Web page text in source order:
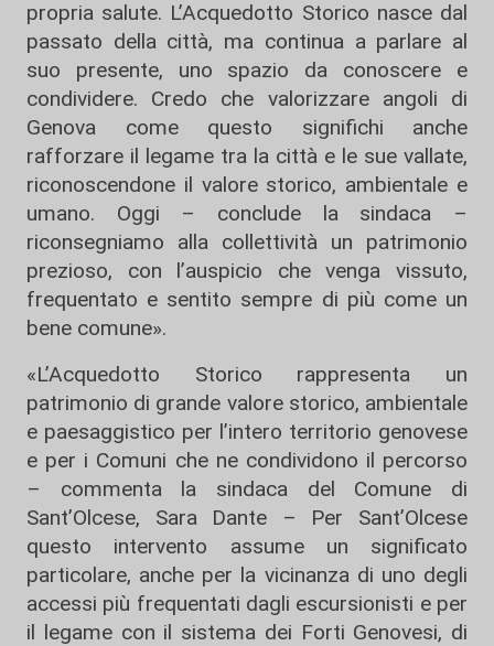
propria salute. L’Acquedotto Storico nasce dal
passato della città, ma continua a parlare al
suo presente, uno spazio da conoscere e
condividere. Credo che valorizzare angoli di
Genova come questo significhi anche
rafforzare il legame tra la città e le sue vallate,
riconoscendone il valore storico, ambientale e
umano. Oggi – conclude la sindaca –
riconsegniamo alla collettività un patrimonio
prezioso, con l’auspicio che venga vissuto,
frequentato e sentito sempre di più come un
bene comune».
«L’Acquedotto Storico rappresenta un
patrimonio di grande valore storico, ambientale
e paesaggistico per l’intero territorio genovese
e per i Comuni che ne condividono il percorso
– commenta la sindaca del Comune di
Sant’Olcese, Sara Dante – Per Sant’Olcese
questo intervento assume un significato
particolare, anche per la vicinanza di uno degli
accessi più frequentati dagli escursionisti e per
il legame con il sistema dei Forti Genovesi, di